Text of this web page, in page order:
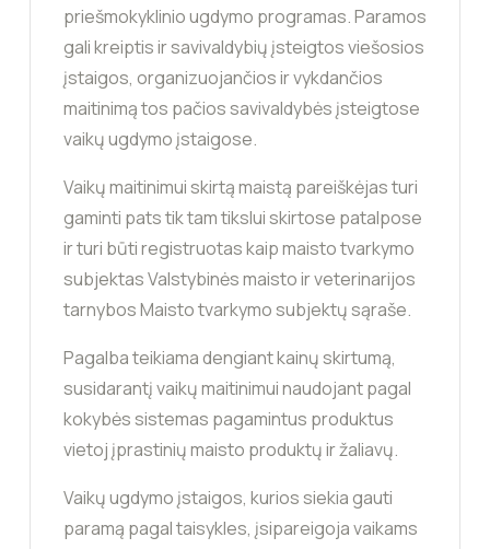
priešmokyklinio ugdymo programas. Paramos
gali kreiptis ir savivaldybių įsteigtos viešosios
įstaigos, organizuojančios ir vykdančios
maitinimą tos pačios savivaldybės įsteigtose
vaikų ugdymo įstaigose.
Vaikų maitinimui skirtą maistą pareiškėjas turi
gaminti pats tik tam tikslui skirtose patalpose
ir turi būti registruotas kaip maisto tvarkymo
subjektas Valstybinės maisto ir veterinarijos
tarnybos Maisto tvarkymo subjektų sąraše.
Pagalba teikiama dengiant kainų skirtumą,
susidarantį vaikų maitinimui naudojant pagal
kokybės sistemas pagamintus produktus
vietoj įprastinių maisto produktų ir žaliavų.
Vaikų ugdymo įstaigos, kurios siekia gauti
paramą pagal taisykles, įsipareigoja vaikams